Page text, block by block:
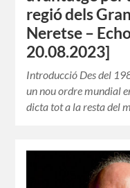
regió dels
Neretse –
20.08.2023]
Introducció Des del
un nou ordre mundial
dicta tot a la resta del